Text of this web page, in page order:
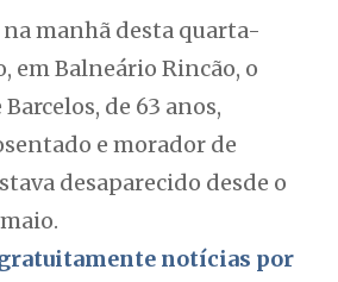
manhã desta quarta-
em Balneário Rincão, o
de 63 anos,
e morador de
desaparecido desde o
gratuitamente notícias por